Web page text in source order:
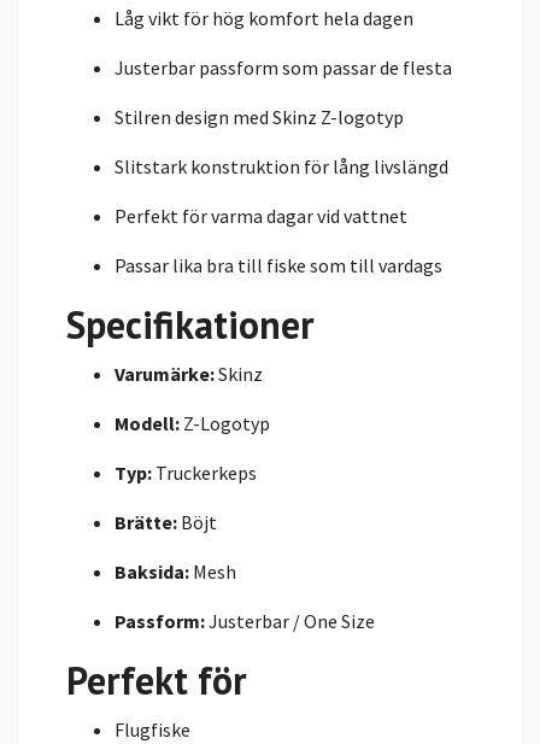
Låg vikt för hög komfort hela dagen
Justerbar passform som passar de flesta
Stilren design med Skinz Z-logotyp
Slitstark konstruktion för lång livslängd
Perfekt för varma dagar vid vattnet
Passar lika bra till fiske som till vardags
Specifikationer
Varumärke:Skinz
Modell: Z-Logotyp
Typ: Truckerkeps
Brätte: Böjt
Baksida: Mesh
Passform:Justerbar / One Size
Perfekt för
Flugfiske